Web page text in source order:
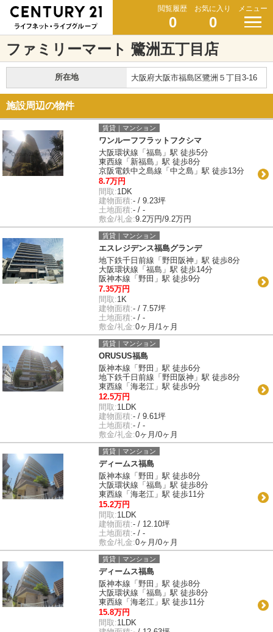
閲覧履歴
0
お気に入り
0
メニュー
ファミリーマート 鷺洲五丁目店
所在地 大阪府大阪市福島区鷺洲５丁目3-16
施設周辺の物件
賃貸｜マンション
ワンルーフフラットフクシマ
大阪環状線「福島」駅 徒歩5分
東西線「新福島」駅 徒歩8分
京阪電鉄中之島線「中之島」駅 徒歩13分
8.7万円
間取:1DK
建物面積:- / 9.23坪
土地面積:- / -
敷金/礼金:9.2万円/9.2万円
賃貸｜マンション
エスレジデンス福島グランデ
地下鉄千日前線「野田阪神」駅 徒歩8分
大阪環状線「福島」駅 徒歩14分
阪神本線「野田」駅 徒歩9分
7.35万円
間取:1K
建物面積:- / 7.57坪
土地面積:- / -
敷金/礼金:0ヶ月/1ヶ月
賃貸｜マンション
ORUSUS福島
阪神本線「野田」駅 徒歩6分
地下鉄千日前線「野田阪神」駅 徒歩8分
東西線「海老江」駅 徒歩9分
12.5万円
間取:1LDK
建物面積:- / 9.61坪
土地面積:- / -
敷金/礼金:0ヶ月/0ヶ月
賃貸｜マンション
ディームス福島
阪神本線「野田」駅 徒歩8分
大阪環状線「福島」駅 徒歩8分
東西線「海老江」駅 徒歩11分
15.2万円
間取:1LDK
建物面積:- / 12.10坪
土地面積:- / -
敷金/礼金:0ヶ月/0ヶ月
賃貸｜マンション
ディームス福島
阪神本線「野田」駅 徒歩8分
大阪環状線「福島」駅 徒歩8分
東西線「海老江」駅 徒歩11分
15.8万円
間取:1LDK